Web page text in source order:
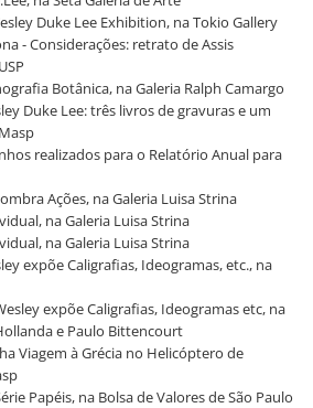
Duke Lee Exhibition, na Tokio Gallery
- Considerações: retrato de Assis
Botânica, na Galeria Ralph Camargo
Duke Lee: três livros de gravuras e um
realizados para o Relatório Anual para
Ações, na Galeria Luisa Strina
na Galeria Luisa Strina
na Galeria Luisa Strina
expõe Caligrafias, Ideogramas, etc., na
expõe Caligrafias, Ideogramas etc, na
e Paulo Bittencourt
Viagem à Grécia no Helicóptero de
Papéis, na Bolsa de Valores de São Paulo